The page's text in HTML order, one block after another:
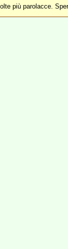
più parolacce.